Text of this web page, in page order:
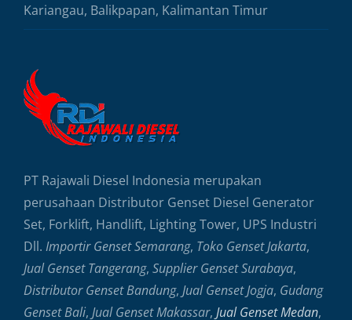
Kariangau, Balikpapan, Kalimantan Timur
PT Rajawali Diesel Indonesia merupakan
perusahaan Distributor Genset Diesel Generator
Set, Forklift, Handlift, Lighting Tower, UPS Industri
Dll. Importir Genset Semarang, Toko Genset Jakarta,
Jual Genset Tangerang, Supplier Genset Surabaya,
Distributor Genset Bandung, Jual Genset Jogja, Gudang
Genset Bali, Jual Genset Makassar, Jual Genset Medan,